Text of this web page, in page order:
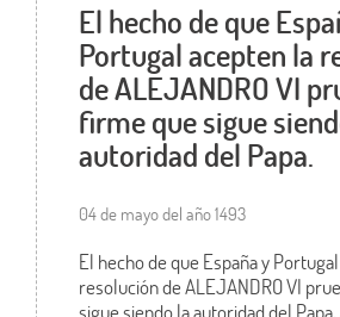
El hecho de que
Portugal acepten la
de ALEJANDRO VI
firme que sigue
autoridad del Papa.
04 de mayo del año 1493
El hecho de que España y
resolución de ALEJANDRO VI